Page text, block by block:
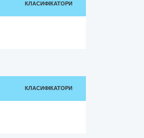
КЛАСИФІКАТОРИ
КЛАСИФІКАТОРИ